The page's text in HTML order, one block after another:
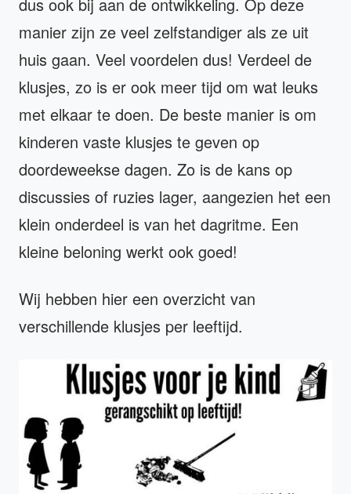
manier zijn ze veel zelfstandiger als ze uit
huis gaan. Veel voordelen dus! Verdeel de
klusjes, zo is er ook meer tijd om wat leuks
met elkaar te doen. De beste manier is om
kinderen vaste klusjes te geven op
doordeweekse dagen. Zo is de kans op
discussies of ruzies lager, aangezien het een
klein onderdeel is van het dagritme. Een
kleine beloning werkt ook goed!
Wij hebben hier een overzicht van
verschillende klusjes per leeftijd.